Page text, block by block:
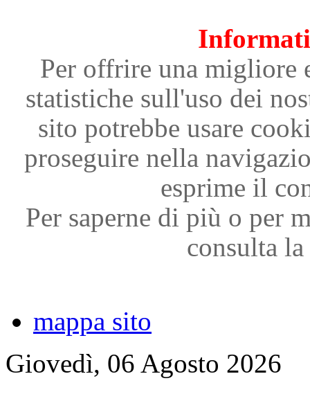
Per offrire una migliore
statistiche sull'uso dei
sito potrebbe usare
proseguire nella
esprime il
Per saperne di più o per
consulta
mappa sito
Giovedì, 06 Agosto 2026